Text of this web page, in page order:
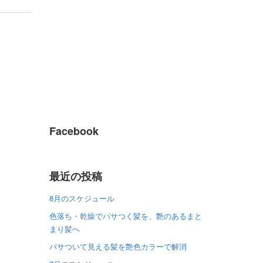
Facebook
最近の投稿
8月のスケジュール
色落ち・乾燥でパサつく髪を、艶のあるまと
まり髪へ
パサついて見える髪を艶色カラーで解消